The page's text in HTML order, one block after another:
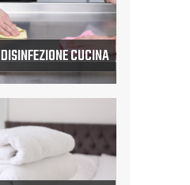
DISINFEZIONE CUCINA